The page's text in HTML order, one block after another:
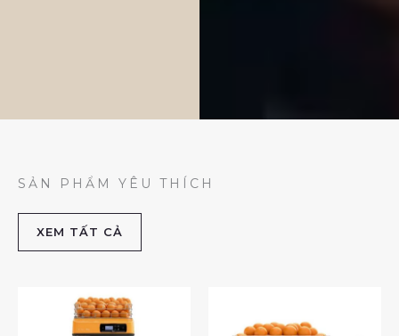
SẢN PHẨM YÊU THÍCH
XEM TẤT CẢ